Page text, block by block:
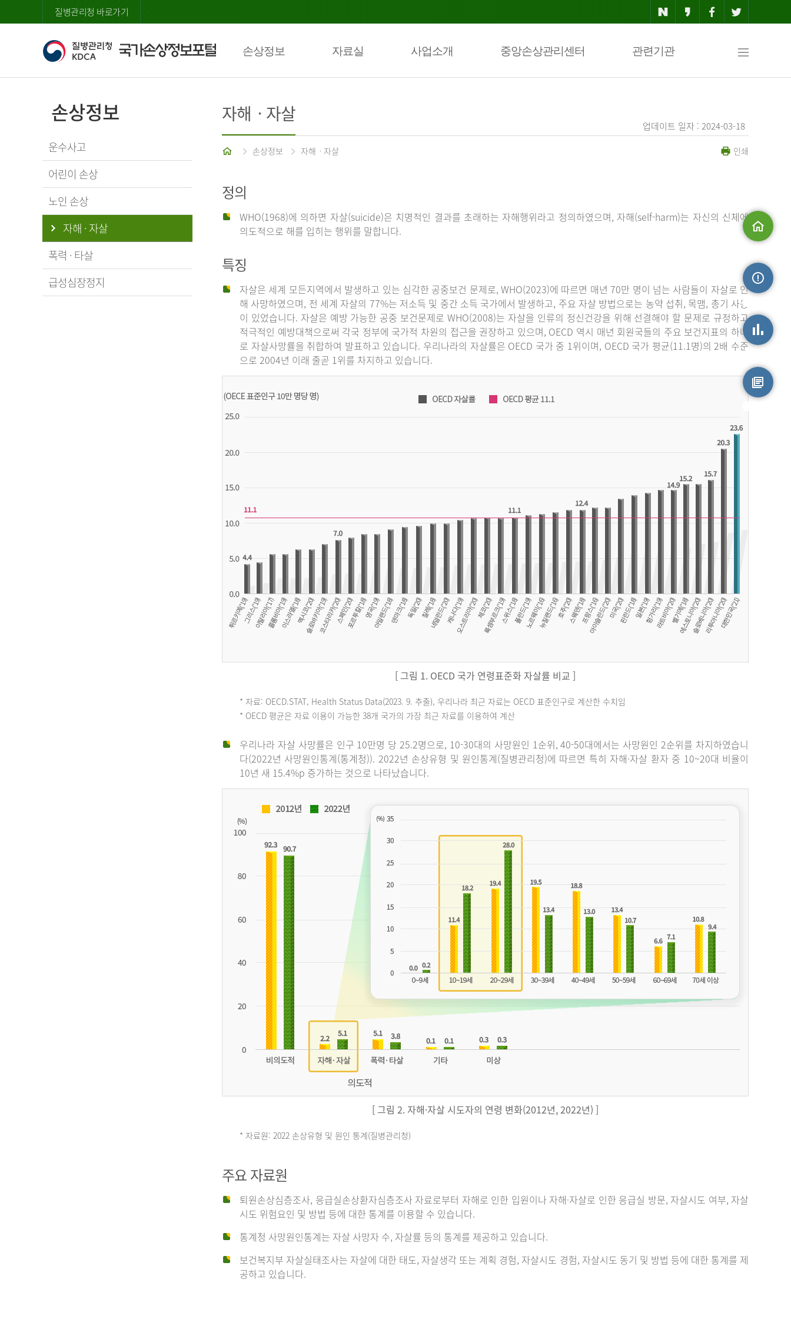
질병관리청 바로가기
손상정보 자료실 사업소개 중앙손상관리센터 관련기관
맵
손상정보
운수사고
어린이 손상
노인 손상
자해 · 자살
폭력 · 타살
급성심장정지
업데이트 일자 : 2024-03-18
자해ㆍ자살
홈 손상정보 자해ㆍ자살 인쇄
정의
WHO(1968)에 의하면 자살(suicide)은 치명적인 결과를 초래하는 자해행위라고 정의하였으며, 자해(self-harm)는 자신의 신체에
의도적으로 해를 입히는 행위를 말합니다.
특징
자살은 세계 모든지역에서 발생하고 있는 심각한 공중보건 문제로, WHO(2023)에 따르면 매년 70만 명이 넘는 사람들이 자살로 인
해 사망하였으며, 전 세계 자살의 77%는 저소득 및 중간 소득 국가에서 발생하고, 주요 자살 방법으로는 농약 섭취, 목맴, 총기 사용
이 있었습니다. 자살은 예방 가능한 공중 보건문제로 WHO(2008)는 자살을 인류의 정신건강을 위해 선결해야 할 문제로 규정하고
적극적인 예방대책으로써 각국 정부에 국가적 차원의 접근을 권장하고 있으며, OECD 역시 매년 회원국들의 주요 보건지표의 하나
로 자살사망률을 취합하여 발표하고 있습니다. 우리나라의 자살률은 OECD 국가 중 1위이며, OECD 국가 평균(11.1명)의 2배 수준
으로 2004년 이래 줄곧 1위를 차지하고 있습니다.
튀
('19)
('19)
4.6
이
[ 그림 1. OECD 국가 연령표준화 자살률 비교 ]
* 자료: OECD.STAT, Health Status Data(2023. 9. 추출), 우리나라 최근 자료는 OECD 표준인구로 계산한 수치임
* OECD 평균은 자료 이용이 가능한 38개 국가의 가장 최근 자료를 이용하여 계산
우리나라 자살 사망률은 인구 10만명 당 25.2명으로, 10-30대의 사망원인 1순위, 40-50대에서는 사망원인 2순위를 차지하였습니
다(2022년 사망원인통계(통계청)). 2022년 손상유형 및 원인통계(질병관리청)에 따르면 특히 자해·자살 환자 중 10~20대 비율이
10년 새 15.4%p 증가하는 것으로 나타났습니다.
[ 그림 2. 자해·자살 시도자의 연령 변화(2012년, 2022년) ]
상
유
* 자료원: 2022 손상유형 및 원인 통계(질병관리청)
주요 자료원
퇴원손상심층조사, 응급실손상환자심층조사 자료로부터 자해로 인한 입원이나 자해·자살로 인한 응급실 방문, 자살시도 여부, 자살
시도 위험요인 및 방법 등에 대한 통계를 이용할 수 있습니다.
통계청 사망원인통계는 자살 사망자 수, 자살률 등의 통계를 제공하고 있습니다.
보건복지부 자살실태조사는 자살에 대한 태도, 자살생각 또는 계획 경험, 자살시도 경험, 자살시도 동기 및 방법 등에 대한 통계를 제
공하고 있습니다.
손상정보
손상통계
원시자료